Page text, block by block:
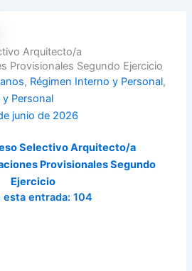
Arquitecto/a
Provisionales Segundo Ejercicio
, Régimen Interno y Personal,
Personal
junio de 2026
Selectivo Arquitecto/a
Provisionales Segundo
Ejercicio
esta entrada: 104